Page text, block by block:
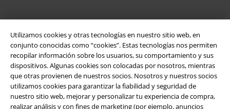
Utilizamos cookies y otras tecnologías en nuestro sitio web, en
conjunto conocidas como “cookies”. Estas tecnologías nos permiten
recopilar información sobre los usuarios, su comportamiento y sus
dispositivos. Algunas cookies son colocadas por nosotros, mientras
que otras provienen de nuestros socios. Nosotros y nuestros socios
utilizamos cookies para garantizar la fiabilidad y seguridad de
nuestro sitio web, mejorar y personalizar tu experiencia de compra,
realizar análisis y con fines de marketing (por ejemplo, anuncios
App de EMP
¡Descarga la nueva App EMP totalmente GRATIS y disfruta de todas
sus nuevas funciones y ventajas!